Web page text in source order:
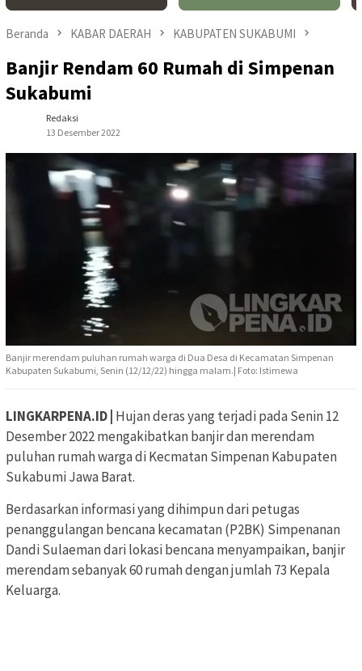
Beranda KABAR DAERAH KABUPATEN SUKABUMI
Banjir Rendam 60 Rumah di Simpenan
Sukabumi
Redaksi
13 Desember 2022
Banjir merendam puluhan rumah warga di Dua Desa di Kecamatan Simpenan
Kabupaten Sukabumi, Senin (12/12/22) hingga malam.| Foto: Istimewa
LINGKARPENA.ID | Hujan deras yang terjadi pada Senin 12
Desember 2022 mengakibatkan banjir dan merendam
puluhan rumah warga di Kecmatan Simpenan Kabupaten
Sukabumi Jawa Barat.
Berdasarkan informasi yang dihimpun dari petugas
penanggulangan bencana kecamatan (P2BK) Simpenanan
Dandi Sulaeman dari lokasi bencana menyampaikan, banjir
merendam sebanyak 60 rumah dengan jumlah 73 Kepala
Keluarga.